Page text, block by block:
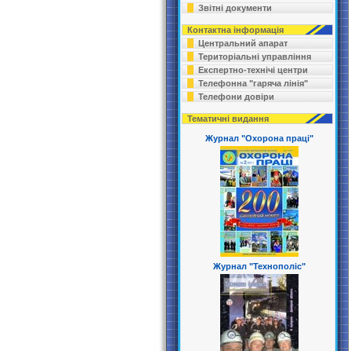
Звітні документи
Контактна інформація
Центральний апарат
Територіальні управління
Експертно-технічі центри
Телефонна "гаряча лінія"
Телефони довіри
Тематичні видання
Журнал "Охорона праці"
Журнал "Технополіс"